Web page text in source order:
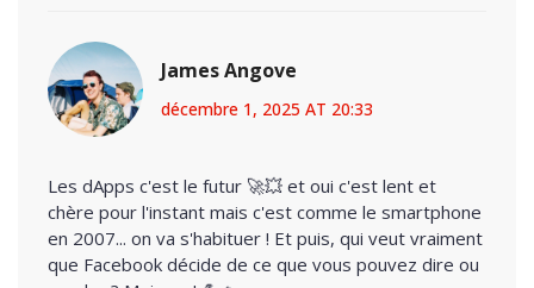
James Angove
décembre 1, 2025 AT 20:33
Les dApps c'est le futur 🚀💥 et oui c'est lent et
chère pour l'instant mais c'est comme le smartphone
en 2007... on va s'habituer ! Et puis, qui veut vraiment
que Facebook décide de ce que vous pouvez dire ou